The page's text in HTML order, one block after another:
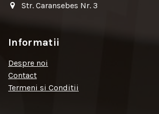
Str. Caransebes Nr. 3
Informatii
Despre noi
Contact
Termeni si Conditii